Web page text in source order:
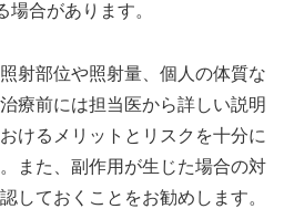
場合があります。
射部位や照射量、個人の体質な
療前には担当医から詳しい説明
けるメリットとリスクを十分に
また、副作用が生じた場合の対
しておくことをお勧めします。